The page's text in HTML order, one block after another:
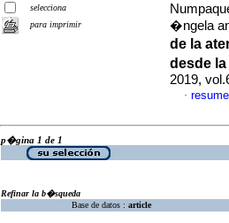
selecciona
para imprimir
�ngela
de la
desde
2019,
·
p�gina 1 de 1
Refinar la b�squeda
Base de datos : article